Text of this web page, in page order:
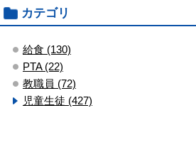
カテゴリ
給食 (130)
PTA (22)
教職員 (72)
児童生徒 (427)